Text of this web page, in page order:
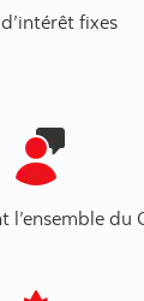
fixes
l’ensemble du